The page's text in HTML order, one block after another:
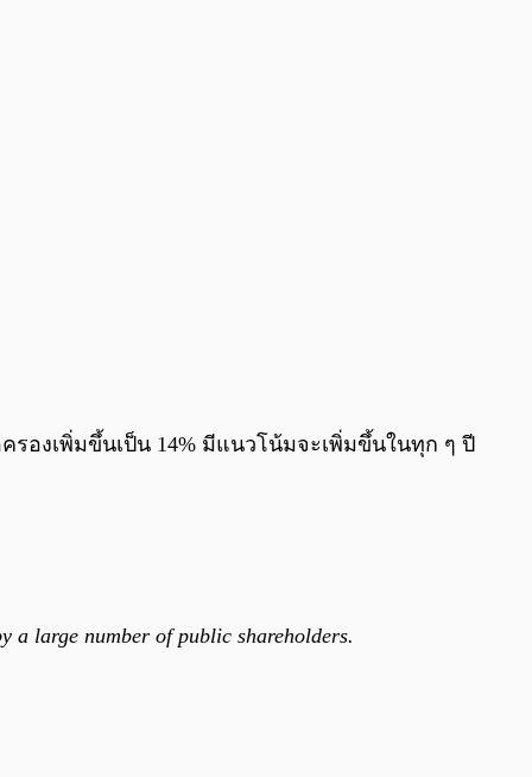
รองเพิ่มขึ้นเป็น 14% มีแนวโน้มจะเพิ่มขึ้นในทุก ๆ ปี
a large number of public shareholders.